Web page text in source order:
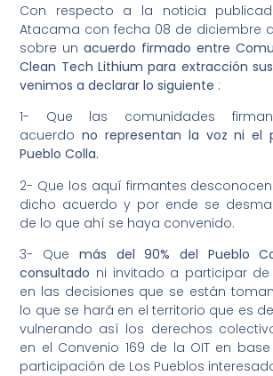
Con respecto a la noticia
Atacama con fecha 08 de diciembre
sobre unacuerdo firmado entre
Clean Tech Lithium para extracción
venimos a declarar lo siguiente :
1- Que las comunidades
acuerdono representan la voz ni el
Pueblo Colla.
2- Que los aquí firmantes
dicho acuerdo y por ende se
de lo que ahí se haya convenido.
3- Que más del 90% del Pueblo
consultado ni invitado a participar
en las decisiones que se están
lo que se hará en el territorio que es
vulnerando así los derechos
en el Convenio 169 de la OIT en
participación de Los Pueblos